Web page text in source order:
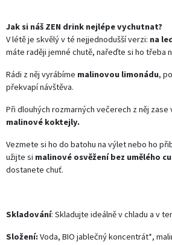
Jak si náš ZEN drink nejlépe vychutnat?
V létě je skvělý v té nejjednodušší verzi: na
máte raději jemné chutě, nařeďte si ho třeba
Rádi z něj vyrábíme malinovou limonádu,
překvapí návštěva.
Při dlouhých rozmarných večerech z něj
malinové koktejly.
Vezmete si ho do batohu na výlet nebo ho
užijte si malinové osvěžení bez umělého
dostanete chuť.
Skladování: Skladujte ideálně v chladu a v
Složení:Voda, BIO jablečný koncentrát*,